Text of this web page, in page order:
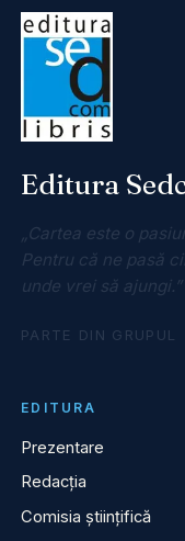
Editura
„Cartea este o
Pentru că ne pasă
unde vrei să ajungi.”
PARTE DIN GRUPUL
EDITURA
Prezentare
Redacția
Comisia științifică